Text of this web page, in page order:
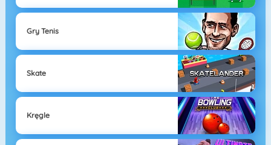
Gry Tenis
Skate
Kręgle